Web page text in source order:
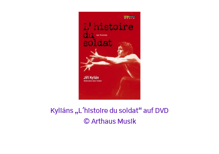
, © Arthaus Musik
Kyliáns „L'histoire du soldat“ auf DVD
Arthaus Musik